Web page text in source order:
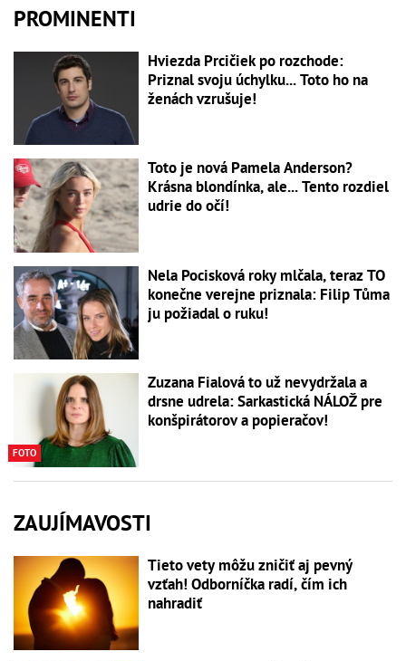
PROMINENTI
Hviezda Prcičiek po rozchode:
Priznal svoju úchylku... Toto ho na
ženách vzrušuje!
Toto je nová Pamela Anderson?
Krásna blondínka, ale... Tento rozdiel
udrie do očí!
Nela Pocisková roky mlčala, teraz TO
konečne verejne priznala: Filip Tůma
ju požiadal o ruku!
FOTO
Zuzana Fialová to už nevydržala a
drsne udrela: Sarkastická NÁLOŽ pre
konšpirátorov a popieračov!
ZAUJÍMAVOSTI
Tieto vety môžu zničiť aj pevný
vzťah! Odborníčka radí, čím ich
nahradiť